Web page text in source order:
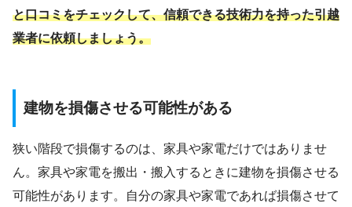
と口コミをチェックして、信頼できる技術力を持った引越
業者に依頼しましょう。
建物を損傷させる可能性がある
狭い階段で損傷するのは、家具や家電だけではありませ
ん。家具や家電を搬出・搬入するときに建物を損傷させる
可能性があります。自分の家具や家電であれば損傷させて